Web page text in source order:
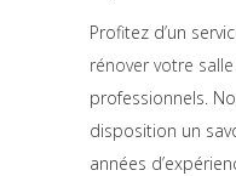
Profitez d’un
rénover votre
professionnels.
disposition un
années